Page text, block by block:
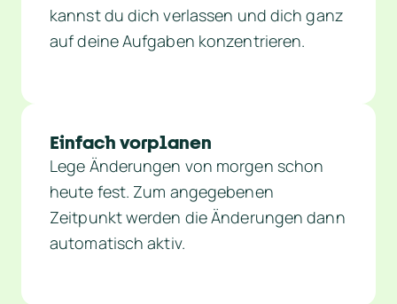
kannst du dich verlassen und dich ganz
auf deine Aufgaben konzentrieren.
Einfach vorplanen
Lege Änderungen von morgen schon
heute fest. Zum angegebenen
Zeitpunkt werden die Änderungen dann
automatisch aktiv.